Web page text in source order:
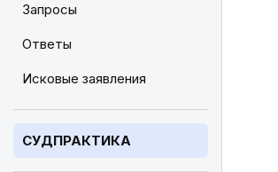
Запросы
Ответы
Исковые заявления
СУДПРАКТИКА